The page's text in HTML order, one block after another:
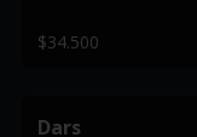
$34.500
Dars